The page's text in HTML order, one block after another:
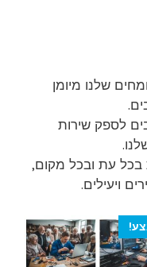
שלנו מיומן
לספק שירות
בכל עת ובכל מקום,
ויעילים.